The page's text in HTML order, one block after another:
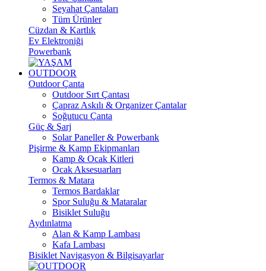
Seyahat Çantaları
Tüm Ürünler
Cüzdan & Kartlık
Ev Elektroniği
Powerbank
OUTDOOR
Outdoor Çanta
Outdoor Sırt Çantası
Çapraz Askılı & Organizer Çantalar
Soğutucu Çanta
Güç & Şarj
Solar Paneller & Powerbank
Pişirme & Kamp Ekipmanları
Kamp & Ocak Kitleri
Ocak Aksesuarları
Termos & Matara
Termos Bardaklar
Spor Suluğu & Mataralar
Bisiklet Suluğu
Aydınlatma
Alan & Kamp Lambası
Kafa Lambası
Bisiklet Navigasyon & Bilgisayarlar